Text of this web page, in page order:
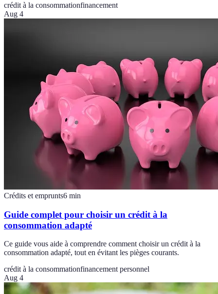
crédit à la consommationfinancement
Aug 4
Crédits et emprunts6 min
Guide complet pour choisir un crédit à la
consommation adapté
Ce guide vous aide à comprendre comment choisir un crédit à la
consommation adapté, tout en évitant les pièges courants.
crédit à la consommationfinancement personnel
Aug 4